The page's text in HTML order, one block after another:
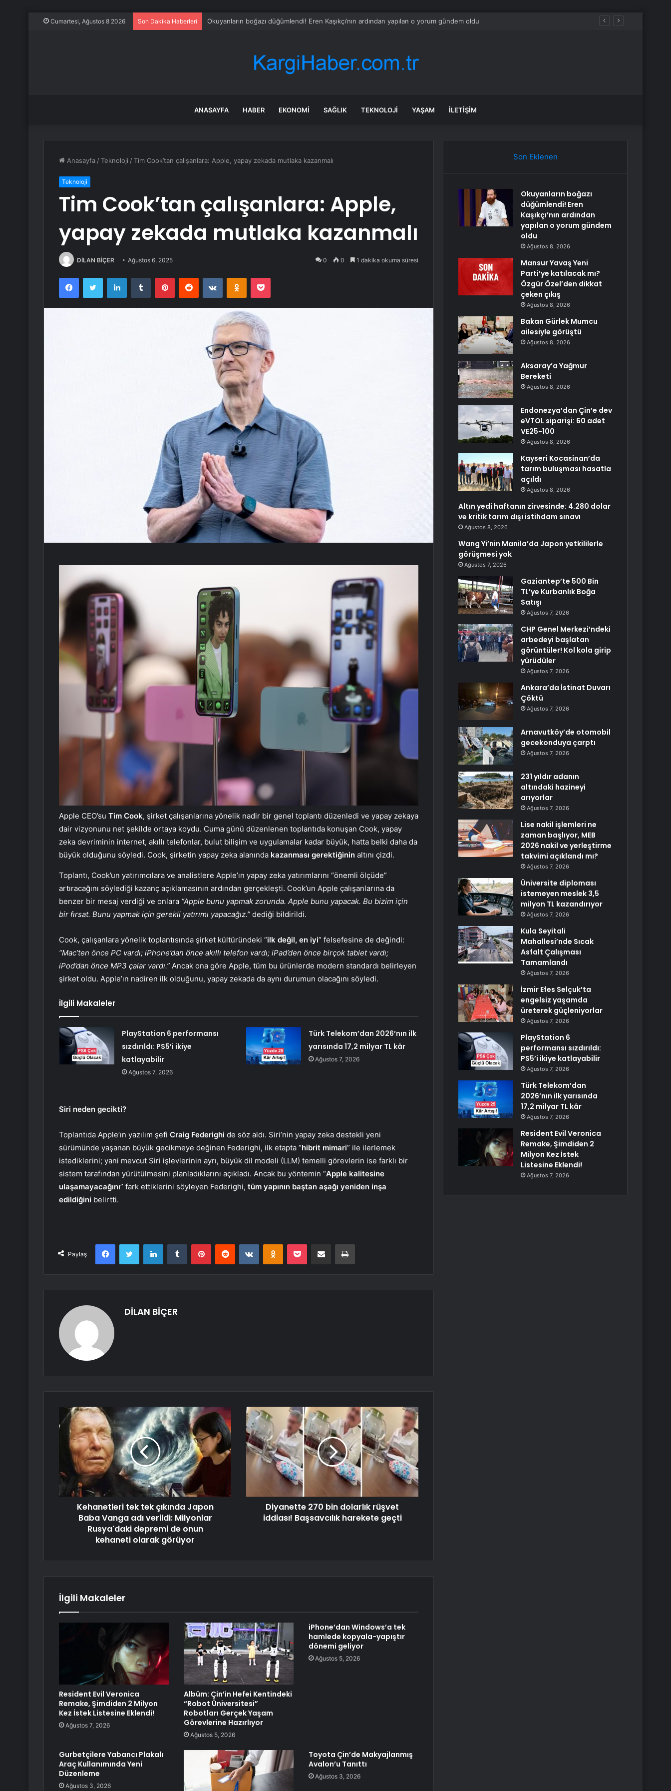
Cumartesi, Ağustos 8 2026 Son Dakika Haberleri Mansur Yavaş Yeni Parti’ye katılacak mı? Özgür Özel’den dikkat çeken çıkış
ANASAYFA HABER EKONOMI SAĞLIK TEKNOLOJI YAŞAM İLETIŞIM
Anasayfa /Teknoloji /Tim Cook’tan çalışanlara: Apple, yapay zekada mutlaka kazanmalı
Teknoloji
Tim Cook’tan çalışanlara: Apple,
yapay zekada mutlaka kazanmalı
DİLAN BİÇER Ağustos 6, 2025 0 0 1 dakika okuma süresi
FacebookTwitter LinkedInTumblr PinterestReddit VKontakteOdnoklassniki
Pocket
Apple CEO’su Tim Cook, şirket çalışanlarına yönelik nadir bir genel toplantı düzenledi ve yapay zekaya
dair vizyonunu net şekilde ortaya koydu. Cuma günü düzenlenen toplantıda konuşan Cook, yapay
zeka devriminin internet, akıllı telefonlar, bulut bilişim ve uygulamalar kadar büyük, hatta belki daha da
büyük olduğunu söyledi. Cook, şirketin yapay zeka alanında kazanması gerektiğinin altını çizdi.
Toplantı, Cook’un yatırımcılara ve analistlere Apple’ın yapay zeka yatırımlarını “önemli ölçüde”
artıracağını söylediği kazanç açıklamasının ardından gerçekleşti. Cook’un Apple çalışanlarına da
benzer bir mesaj verdiği ve onlara “Apple bunu yapmak zorunda. Apple bunu yapacak. Bu bizim için
bir fırsat. Bunu yapmak için gerekli yatırımı yapacağız.” dediği bildirildi.
Cook, çalışanlara yönelik toplantısında şirket kültüründeki “ilk değil, en iyi” felsefesine de değindi:
“Mac’ten önce PC vardı; iPhone’dan önce akıllı telefon vardı; iPad’den önce birçok tablet vardı;
iPod’dan önce MP3 çalar vardı.” Ancak ona göre Apple, tüm bu ürünlerde modern standardı belirleyen
şirket oldu. Apple’ın nadiren ilk olduğunu, yapay zekada da aynı durumun olacağını söyledi.
İlgili Makaleler
PlayStation 6 performansı
sızdırıldı: PS5’i ikiye
katlayabilir
Ağustos 7, 2026
Türk Telekom’dan 2026’nın ilk
yarısında 17,2 milyar TL kâr
Ağustos 7, 2026
Siri neden gecikti?
Toplantıda Apple’ın yazılım şefi Craig Federighi de söz aldı. Siri’nin yapay zeka destekli yeni
sürümünde yaşanan büyük gecikmeye değinen Federighi, ilk etapta “hibrit mimari” ile ilerlemek
istediklerini; yani mevcut Siri işlevlerinin ayrı, büyük dil modeli (LLM) temelli görevlerin ise farklı bir
sistem tarafından yürütülmesini planladıklarını açıkladı. Ancak bu yöntemin “Apple kalitesine
ulaşamayacağını” fark ettiklerini söyleyen Federighi, tüm yapının baştan aşağı yeniden inşa
edildiğini belirtti.
Paylaş
FacebookTwitter LinkedInTumblr PinterestReddit VKontakteOdnoklassniki
Pocket E-Posta ile paylaş Yazdır
DİLAN BİÇER
Kehanetleri tek tek çıkında Japon
Baba Vanga adı verildi: Milyonlar
Rusya'daki depremi de onun
kehaneti olarak görüyor
Diyanette 270 bin dolarlık rüşvet
iddiası! Başsavcılık harekete geçti
İlgili Makaleler
Resident Evil Veronica
Remake, Şimdiden 2 Milyon
Kez İstek Listesine Eklendi!
Ağustos 7, 2026
Albüm: Çin’in Hefei Kentindeki
“Robot Üniversitesi”
Robotları Gerçek Yaşam
Görevlerine Hazırlıyor
Ağustos 5, 2026
iPhone’dan Windows’a tek
hamlede kopyala-yapıştır
dönemi geliyor
Ağustos 5, 2026
Gurbetçilere Yabancı Plakalı
Araç Kullanımında Yeni
Düzenleme
Ağustos 3, 2026
Toyota Çin’de Makyajlanmış
Avalon’u Tanıttı
Ağustos 3, 2026
Son Eklenen
Okuyanların boğazı
düğümlendi! Eren
Kaşıkçı’nın ardından
yapılan o yorum gündem
oldu
Ağustos 8, 2026
Mansur Yavaş Yeni
Parti’ye katılacak mı?
Özgür Özel’den dikkat
çeken çıkış
Ağustos 8, 2026
Bakan Gürlek Mumcu
ailesiyle görüştü
Ağustos 8, 2026
Aksaray’a Yağmur
Bereketi
Ağustos 8, 2026
Endonezya’dan Çin’e dev
eVTOL siparişi: 60 adet
VE25-100
Ağustos 8, 2026
Kayseri Kocasinan’da
tarım buluşması hasatla
açıldı
Ağustos 8, 2026
Altın yedi haftanın zirvesinde: 4.280 dolar
ve kritik tarım dışı istihdam sınavı
Ağustos 8, 2026
Wang Yi’nin Manila’da Japon yetkililerle
görüşmesi yok
Ağustos 7, 2026
Gaziantep’te 500 Bin
TL’ye Kurbanlık Boğa
Satışı
Ağustos 7, 2026
CHP Genel Merkezi’ndeki
arbedeyi başlatan
görüntüler! Kol kola girip
yürüdüler
Ağustos 7, 2026
Ankara’da İstinat Duvarı
Çöktü
Ağustos 7, 2026
Arnavutköy’de otomobil
gecekonduya çarptı
Ağustos 7, 2026
231 yıldır adanın
altındaki hazineyi
arıyorlar
Ağustos 7, 2026
Lise nakil işlemleri ne
zaman başlıyor, MEB
2026 nakil ve yerleştirme
takvimi açıklandı mı?
Ağustos 7, 2026
Üniversite diploması
istemeyen meslek 3,5
milyon TL kazandırıyor
Ağustos 7, 2026
Kula Seyitali
Mahallesi’nde Sıcak
Asfalt Çalışması
Tamamlandı
Ağustos 7, 2026
İzmir Efes Selçuk’ta
engelsiz yaşamda
üreterek güçleniyorlar
Ağustos 7, 2026
PlayStation 6
performansı sızdırıldı:
PS5’i ikiye katlayabilir
Ağustos 7, 2026
Türk Telekom’dan
2026’nın ilk yarısında
17,2 milyar TL kâr
Ağustos 7, 2026
Resident Evil Veronica
Remake, Şimdiden 2
Milyon Kez İstek
Listesine Eklendi!
Ağustos 7, 2026